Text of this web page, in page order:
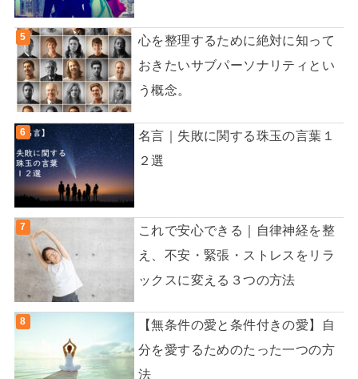
心を整理するために絶対に知って
おきたいサブパーソナリティとい
う概念。
名言｜失敗に関する珠玉の言葉１
２選
これで安心できる｜自律神経を整
え、不安・緊張・ストレスをリラ
ックスに変える３つの方法
【無条件の愛と条件付きの愛】自
分を愛するためのたった一つの方
法